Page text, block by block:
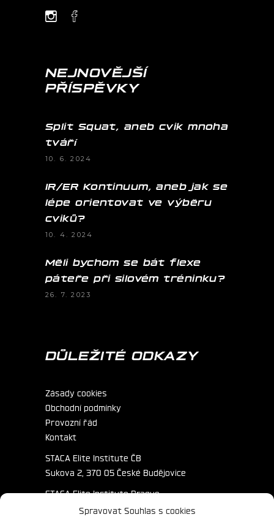
Spravovat Souhlas s cookies
NEJNOVĚJŠÍ
PŘÍSPĚVKY
Split Squat, aneb cvik mnoha
tváří
10. 6. 2024
IR/ER Kontinuum, aneb jak se
lépe orientovat ve výběru
cviků?
10. 4. 2024
Měli bychom se bát flexe
páteře při silovém tréninku?
26. 7. 2023
DŮLEŽITÉ ODKAZY
Zásady cookies
Obchodní podmínky
Provozní řád
Kontakt
STACA Elite Institute ČB
Sukova 2, 370 05 České Budějovice
STACA Elite Institute Prague
Primátorská 172/3, 180 00 Praha